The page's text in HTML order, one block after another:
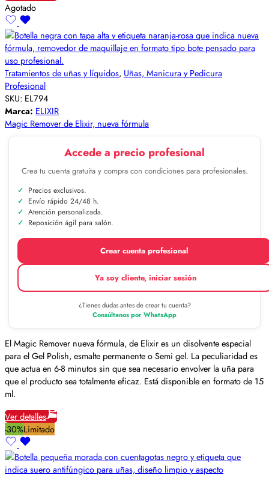
Agotado
Tratamientos de uñas y líquidos, Uñas, Manicura y Pedicura
Profesional
SKU: EL794
Marca: ELIXIR
Magic Remover de Elixir, nueva fórmula
Accede a precio profesional
Crea tu cuenta gratuita y compra con condiciones para profesionales.
Precios exclusivos.
Envío rápido 24/48 h.
Atención personalizada.
Reposición ágil para salón.
Crear cuenta profesional
Ya soy cliente, iniciar sesión
¿Tienes dudas antes de crear tu cuenta?
Consúltanos por WhatsApp
El Magic Remover nueva fórmula, de Elixir es un disolvente especial
para el Gel Polish, esmalte permanente o Semi gel. La peculiaridad es
que actua en 6-8 minutos sin que sea necesario envolver la uña para
que el producto sea totalmente eficaz. Está disponible en formato de 15
ml.
Ver detalles
-30%Limitado